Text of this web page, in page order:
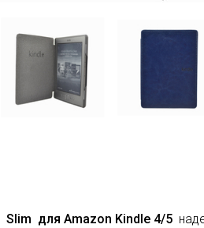
Slim для Amazon Kindle 4/5